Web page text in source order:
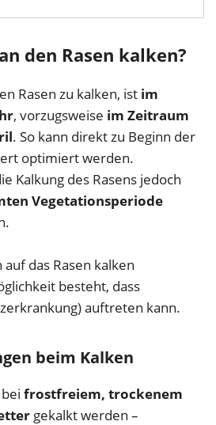
den Rasen kalken?
Rasen zu kalken, ist im
, vorzugsweise im Zeitraum
. So kann direkt zu Beginn der
optimiert werden.
Kalkung des Rasens jedoch
Vegetationsperiode
das Rasen kalken
besteht, dass
auftreten kann.
beim Kalken
frostfreiem, trockenem
gekalkt werden –